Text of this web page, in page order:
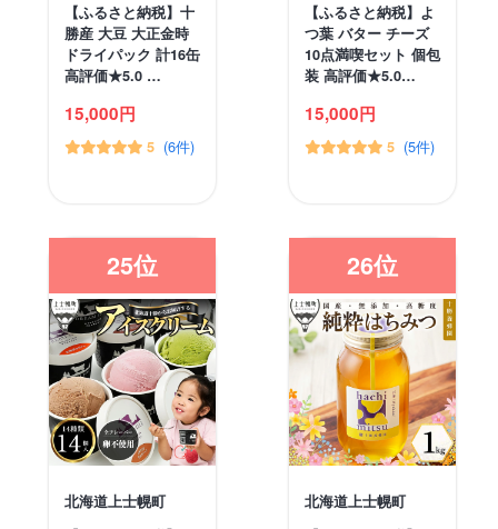
【ふるさと納税】十
勝産 大豆 大正金時
ドライパック 計16缶
高評価★5.0 …
15,000円
5 (6件)
【ふるさと納税】よ
つ葉 バター チーズ
10点満喫セット 個包
装 高評価★5.0…
15,000円
5 (5件)
25位
北海道上士幌町
26位
北海道上士幌町